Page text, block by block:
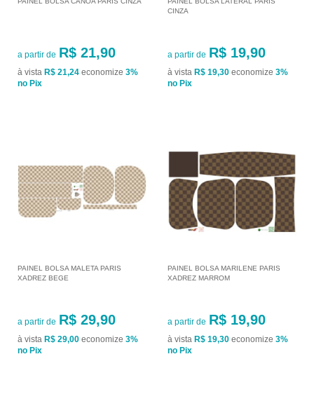
a partir de R$ 21,90
à vista R$ 21,24 economize 3%
no Pix
CINZA
a partir de R$ 19,90
à vista R$ 19,30 economize 3%
no Pix
PAINEL BOLSA MALETA PARIS
XADREZ BEGE
a partir de R$ 29,90
à vista R$ 29,00 economize 3%
no Pix
PAINEL BOLSA MARILENE PARIS
XADREZ MARROM
a partir de R$ 19,90
à vista R$ 19,30 economize 3%
no Pix